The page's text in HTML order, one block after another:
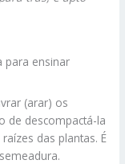
para ensinar
(arar) os
de descompactá-la
das plantas. É